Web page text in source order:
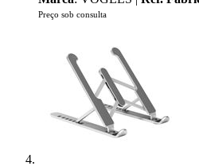
Preço sob consulta